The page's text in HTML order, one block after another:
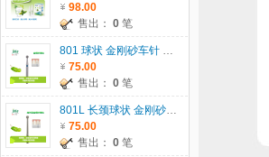
98.00
售出： 0 笔
801 球状 金刚砂车针 801 瑞士JOTA 原装进口 5支/板 直径： 007-029 5支/板 直径：033-042 2支/板 单位：板
75.00
售出： 0 笔
801L 长颈球状 金刚砂车针 瑞士JOTA 原装进口 5支/板 单位：板
75.00
售出： 0 笔